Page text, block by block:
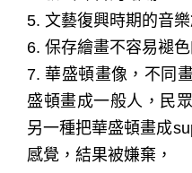
5. 文藝復興時期的音
6. 保存繪畫不容易褪
7. 華盛頓畫像，不同
盛頓畫成一般人，民
另一種把華盛頓畫成
感覺，結果被嫌棄，